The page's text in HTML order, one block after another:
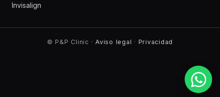
Invisalign
© P&P Clinic ·Aviso legal · Privacidad